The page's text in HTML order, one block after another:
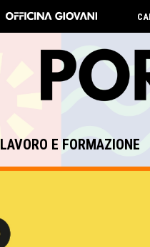
LAVORO E FORMAZIONE